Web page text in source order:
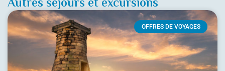
Autres séjours et excursions
OFFRES DE VOYAGES